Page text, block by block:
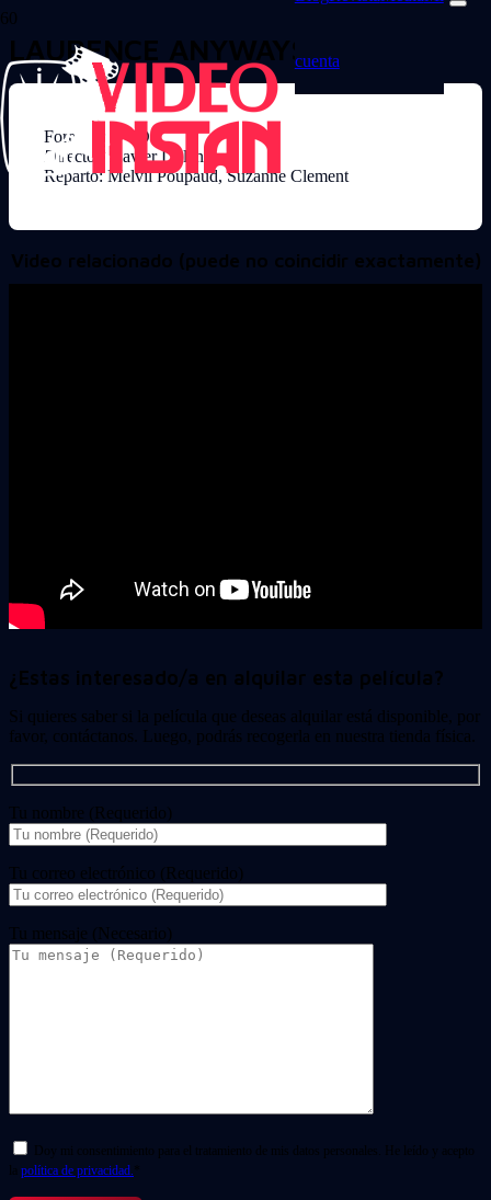
cuenta
LAURENCE ANYWAYS
Formato: DVD
Director: Xavier Dolan
Reparto: Melvil Poupaud, Suzanne Clement
Video relacionado (puede no coincidir exactamente)
¿Estas interesado/a en alquilar esta película?
Si quieres saber si la película que deseas alquilar está disponible, por
favor, contáctanos. Luego, podrás recogerla en nuestra tienda física.
Tu nombre (Requerido)
Tu correo electrónico (Requerido)
Tu mensaje (Necesario)
Doy mi consentimiento para el tratamiento de mis datos personales. He leído y acepto
la política de privacidad. *